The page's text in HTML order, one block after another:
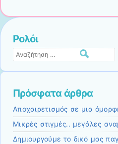
Ρολόι
Αναζήτηση
Πρόσφατα άρθρα
Αποχαιρετισμός σε μια
Μικρές στιγμές.. μεγάλες
Δημιουργούμε το δικό μας